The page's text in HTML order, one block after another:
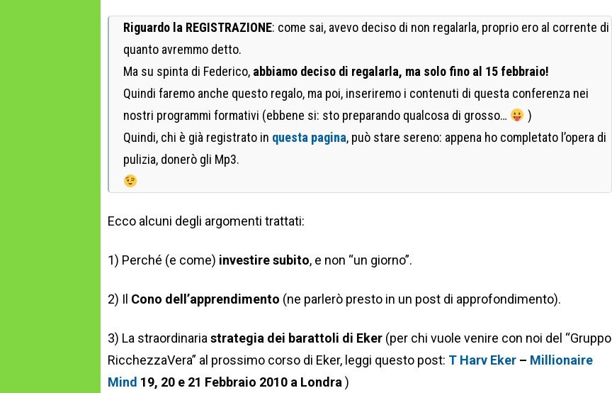
Riguardo la REGISTRAZIONE: come sai, avevo deciso di non regalarla, proprio ero al corrente di
quanto avremmo detto.
Ma su spinta di Federico, abbiamo deciso di regalarla, ma solo fino al 15 febbraio!
Quindi faremo anche questo regalo, ma poi, inseriremo i contenuti di questa conferenza nei
nostri programmi formativi (ebbene si: sto preparando qualcosa di grosso…
)
Quindi, chi è già registrato in questa pagina, può stare sereno: appena ho completato l’opera di
pulizia, donerò gli Mp3.
Ecco alcuni degli argomenti trattati:
1) Perché (e come) investire subito, e non “un giorno”.
2) Il Cono dell’apprendimento (ne parlerò presto in un post di approfondimento).
3) La straordinariastrategia dei barattoli di Eker (per chi vuole venire con noi del “Gruppo
RicchezzaVera” al prossimo corso di Eker, leggi questo post: T Harv Eker – Millionaire
Mind 19, 20 e 21 Febbraio 2010 a Londra)